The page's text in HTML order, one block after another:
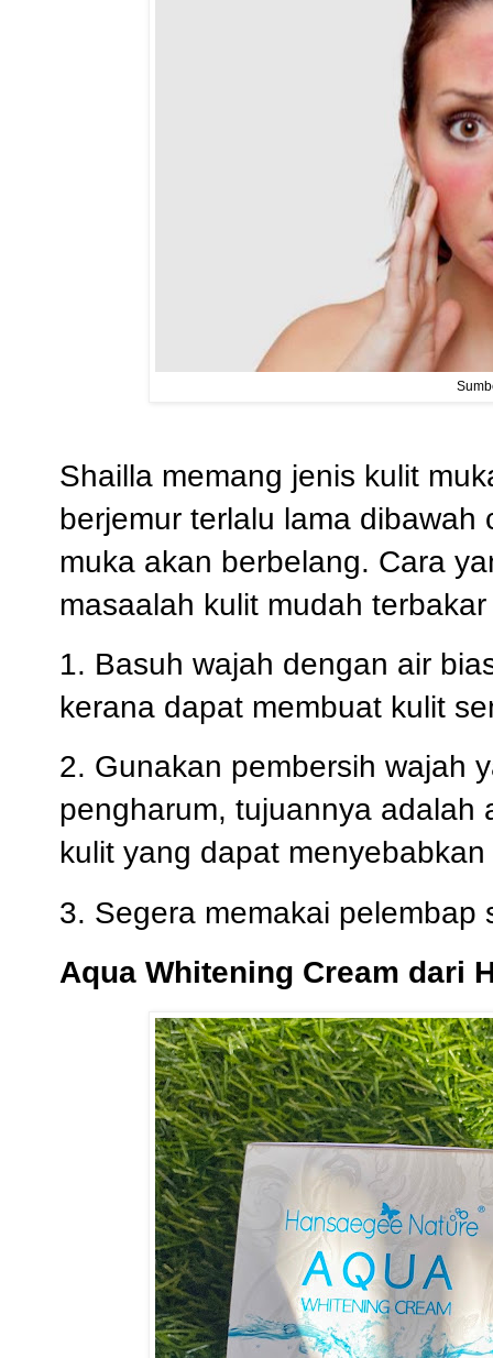
Shailla memang jenis kulit
berjemur terlalu lama
muka akan berbelang. Cara
masaalah kulit mudah
1. Basuh wajah dengan air
kerana dapat membuat kulit
2. Gunakan pembersih wajah
pengharum, tujuannya adalah
kulit yang dapat
3. Segera memakai
Aqua Whitening Cream dari